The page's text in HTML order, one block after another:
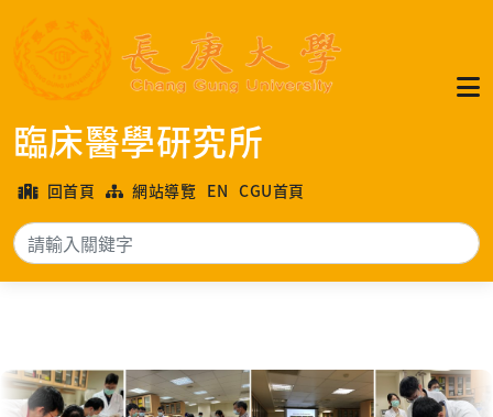
臨床醫學研究所
回首頁 網站導覽 EN CGU首頁
搜尋